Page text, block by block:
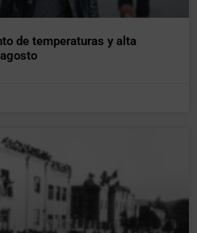
de temperaturas y alta